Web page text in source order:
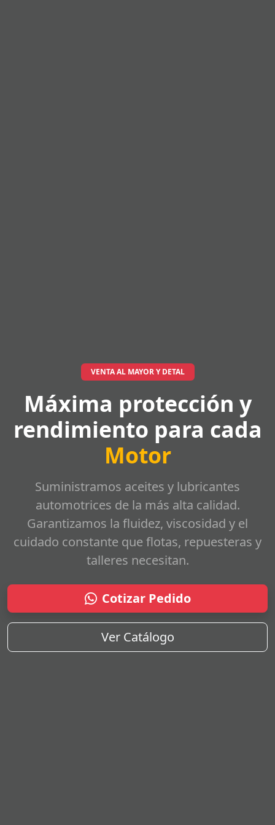
VENTA AL MAYOR Y DETAL
Máxima protección y
rendimiento para cada
Motor
Suministramos aceites y lubricantes
automotrices de la más alta calidad.
Garantizamos la fluidez, viscosidad y el
cuidado constante que flotas, repuesteras y
talleres necesitan.
Cotizar Pedido
Ver Catálogo